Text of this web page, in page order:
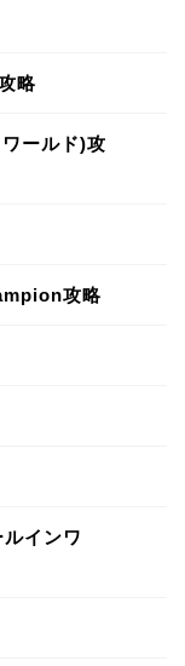
略
ールド)攻
攻略
インワ